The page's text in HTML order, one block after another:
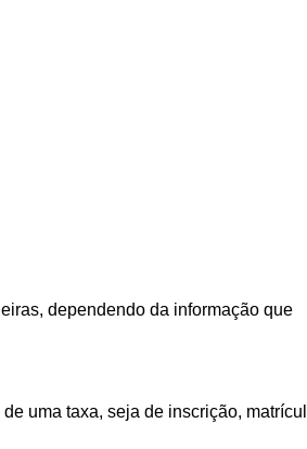
dependendo da informação que
uma taxa, seja de inscrição,